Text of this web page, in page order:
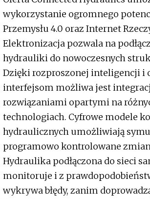
wykorzystanie ogromnego
Przemysłu 4.0 oraz Internet
Elektronizacja pozwala na
hydrauliki do nowoczesnych
Dzięki rozproszonej inteligencji i
interfejsom możliwa jest
rozwiązaniami opartymi na
technologiach. Cyfrowe modele
hydraulicznych umożliwiają
programowo kontrolowane
Hydraulika podłączona do sieci
monitoruje i z
wykrywa błędy, zanim